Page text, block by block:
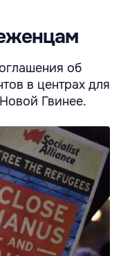
об
в центрах для
Гвинее.